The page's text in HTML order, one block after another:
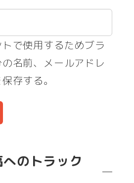
で使用するためブラ
名前、メールアドレ
存する。
のトラック